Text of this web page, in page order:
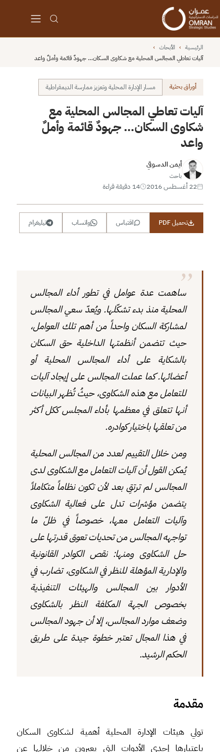
الرئيسية › الأبحاث ›
آليات تعاطي المجالس المحلية مع شكاوى السكان… جهودٌ قائمة وأملٌ واعد
أوراق بحثية مسار الإدارة المحلية وتعزيز ممارسة الديمقراطية
آليات تعاطي المجالس المحلية مع
شكاوى السكان… جهودٌ قائمة وأملٌ
واعد
أيمن الدسوقي
باحث
22 أغسطس 2016 14 دقيقة قراءة
تحميل PDF اقتباس واتساب تيليغرام
ساهمت عدة عوامل في تطور أداء المجالس
المحلية منذ بدء تشكّلها. ويُعدّ سعي المجالس
لمشاركة السكان واحداً من أهم تلك العوامل،
حيث تتضمن أنظمتها الداخلية حق السكان
بالشكاية على أداء المجالس المحلية أو
أعضائها. كما عملت المجالس على إيجاد آليات
للتعامل مع هذه الشكاوى، حيثُ تُظهر البيانات
أنها تتعلق في معظمها بأداء المجلس ككل أكثر
من تعلقها باختيار كوادره.
ومن خلال التقييم لعدد من المجالس المحلية
يُمكن القول أن آليات التعامل مع الشكاوى لدى
المجالس لم ترتقِ بعد لأن تكون نظاماً متكاملاً
يتضمن مؤشرات تدل على فعالية الشكاوى
وآليات التعامل معها، خصوصاً في ظلّ ما
تواجهه المجالس من تحديات تعوق قدرتها على
حل الشكاوى ومنها: نقص الكوادر القانونية
والإدارية المؤهلة للنظر في الشكاوى، تضارب في
الأدوار بين المجالس والهيئات التنفيذية
بخصوص الجهة المكلفة النظر بالشكاوى
وضعف موارد المجالس، إلا أن جهود المجالس
في هذا المجال تعتبر خطوة جيدة على طريق
الحكم الرشيد.
مقدمة
تولي هيئات الإدارة المحلية أهمية لشكاوى السكان
باعتبارها إحدى الأدوات التي يعبرون من خلالها عن